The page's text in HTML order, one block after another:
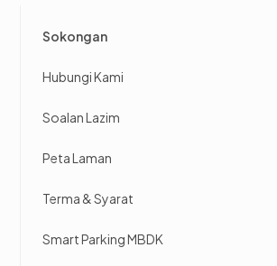
Sokongan
Hubungi Kami
Soalan Lazim
Peta Laman
Terma & Syarat
Smart Parking MBDK